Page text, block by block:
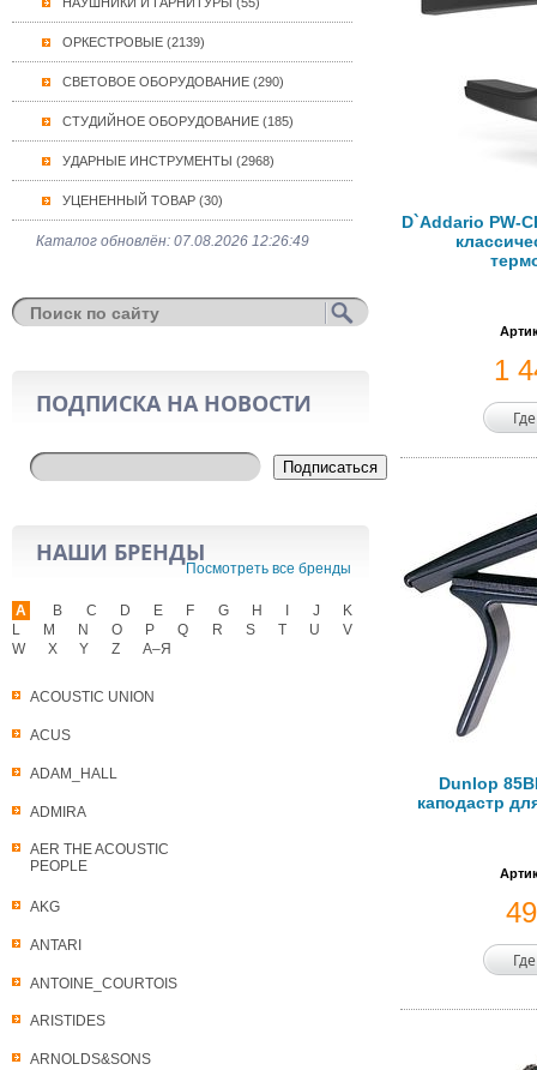
ОРКЕСТРОВЫЕ (2139)
СВЕТОВОЕ ОБОРУДОВАНИЕ (290)
СТУДИЙНОЕ ОБОРУДОВАНИЕ (185)
УДАРНЫЕ ИНСТРУМЕНТЫ (2968)
УЦЕНЕННЫЙ ТОВАР (30)
Каталог обновлён: 07.08.2026 12:26:49
ПОДПИСКА НА НОВОСТИ
Подписаться
НАШИ БРЕНДЫ
Посмотреть все бренды
A
ACOUSTIC UNION
ACUS
ADAM_HALL
ADMIRA
AER THE ACOUSTIC
PEOPLE
AKG
ANTARI
ANTOINE_COURTOIS
ARISTIDES
ARNOLDS&SONS
B C D E F G H J
K
L
M N O P Q R S T U
V
W
X Y Z А–Я
D`Addario PW-
1
Dunlop
каподастр